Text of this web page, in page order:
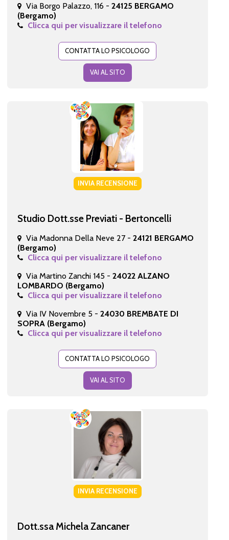
Via Borgo Palazzo, 116 - 24125 BERGAMO
(Bergamo)
Clicca qui per visualizzare il telefono
CONTATTA LO PSICOLOGO
VAI AL SITO
INVIA RECENSIONE
Studio Dott.sse Previati - Bertoncelli
Via Madonna Della Neve 27 - 24121 BERGAMO
(Bergamo)
Clicca qui per visualizzare il telefono
Via Martino Zanchi 145 - 24022 ALZANO
LOMBARDO (Bergamo)
Clicca qui per visualizzare il telefono
Via IV Novembre 5 - 24030 BREMBATE DI
SOPRA (Bergamo)
Clicca qui per visualizzare il telefono
CONTATTA LO PSICOLOGO
VAI AL SITO
INVIA RECENSIONE
Dott.ssa Michela Zancaner